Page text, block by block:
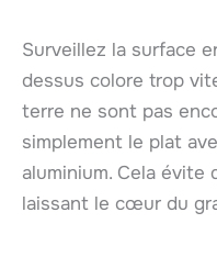
Surveillez la surface
dessus colore trop
terre ne sont pas
simplement le plat
aluminium. Cela évite
laissant le cœur du